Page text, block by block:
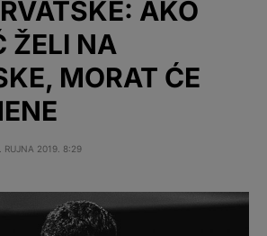
AKO
ŽELI NA
MORAT ĆE
RUJNA 2019. 8:29